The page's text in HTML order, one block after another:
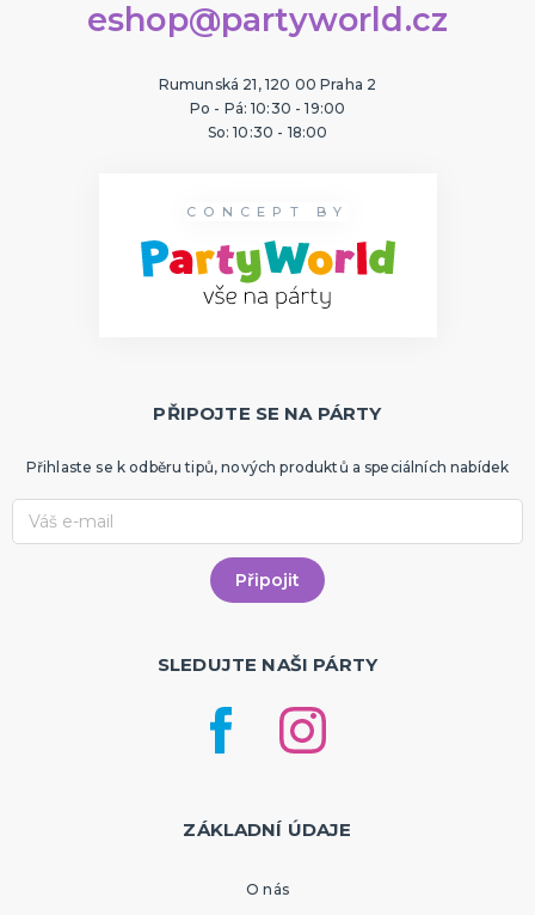
eshop@partyworld.cz
Rumunská 21, 120 00 Praha 2
Po - Pá: 10:30 - 19:00
So: 10:30 - 18:00
CONCEPT BY
PŘIPOJTE SE NA PÁRTY
Přihlaste se k odběru tipů, nových produktů a speciálních nabídek
SLEDUJTE NAŠI PÁRTY
ZÁKLADNÍ ÚDAJE
O nás